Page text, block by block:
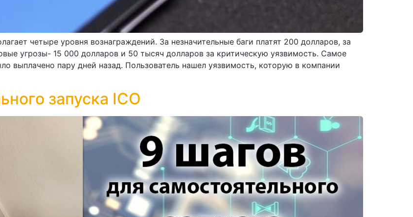
четыре уровня вознаграждений. За незначительные баги платят 200 долларов, за
угрозы- 15 000 долларов и 50 тысяч долларов за критическую уязвимость. Самое
выплачено пару дней назад. Пользователь нашел уязвимость, которую в компании
запуска ICO